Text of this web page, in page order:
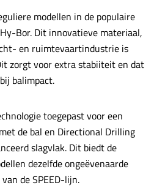
modellen in de populaire
Bor. Dit innovatieve materiaal,
en ruimtevaartindustrie is
zorgt voor extra stabiiteit en dat
balimpact.
toegepast voor een
de bal en Directional Drilling
slagvlak. Dit biedt de
dezelfde ongeëvenaarde
de SPEED-lijn.